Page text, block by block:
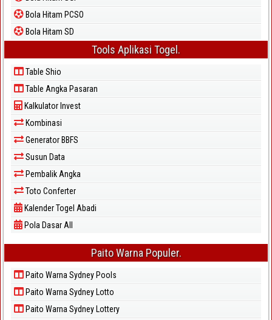
Bola Hitam PCSO
Bola Hitam SD
Tools Aplikasi Togel.
Table Shio
Table Angka Pasaran
Kalkulator Invest
Kombinasi
Generator BBFS
Susun Data
Pembalik Angka
Toto Conferter
Kalender Togel Abadi
Pola Dasar All
Paito Warna Populer.
Paito Warna Sydney Pools
Paito Warna Sydney Lotto
Paito Warna Sydney Lottery